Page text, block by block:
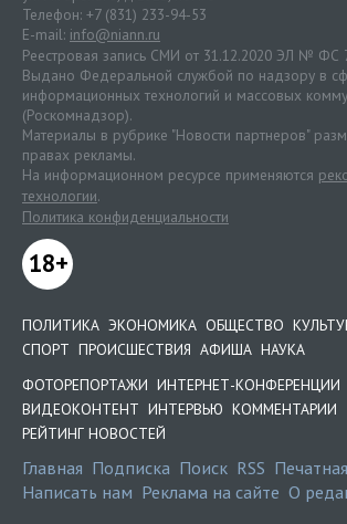
Телефон: +7 (831) 233-94-53
E-mail: info@niann.ru
Реестровая запись СМИ от 31.12.2020 ЭЛ № ФС
Выдано Федеральной службой по надзору в
информационных технологий и массовых
(Роскомнадзор).
Материалы в рубрике "Новости партнеров"
правах рекламы.
На информационном ресурсе применяются
технологии.
Политика конфиденциальности
18+
ПОЛИТИКА ЭКОНОМИКА ОБЩЕСТВО
СПОРТ ПРОИСШЕСТВИЯ АФИША НАУКА
ФОТОРЕПОРТАЖИ ИНТЕРНЕТ-КОНФЕРЕНЦИИ
ВИДЕОКОНТЕНТ ИНТЕРВЬЮ КОММЕНТАРИИ
РЕЙТИНГ НОВОСТЕЙ
Главная Подписка Поиск RSS
Написать нам Реклама на сайте О